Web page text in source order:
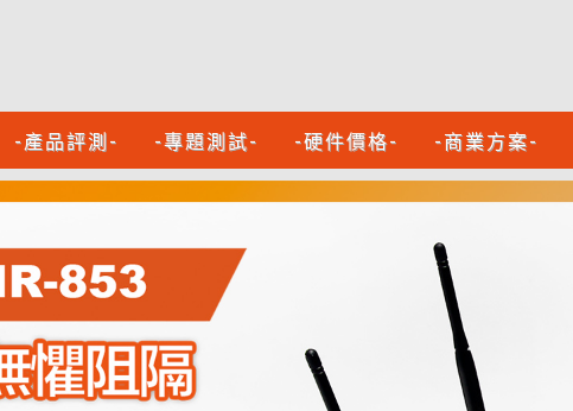
-產品評測- -專題測試- -硬件價格- -商業方案-